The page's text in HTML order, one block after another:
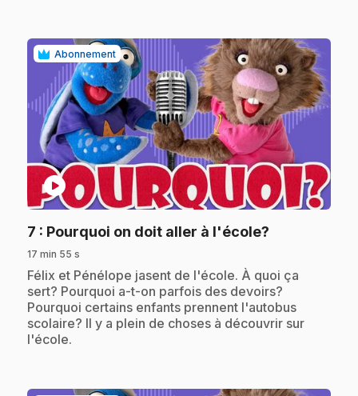
Abonnement
play_circle
7 : Pourquoi on doit aller à l'école?
17 min 55 s
.Félix et Pénélope jasent de l'école. À quoi ça
sert? Pourquoi a-t-on parfois des devoirs?
Pourquoi certains enfants prennent l'autobus
scolaire? Il y a plein de choses à découvrir sur
l'école.